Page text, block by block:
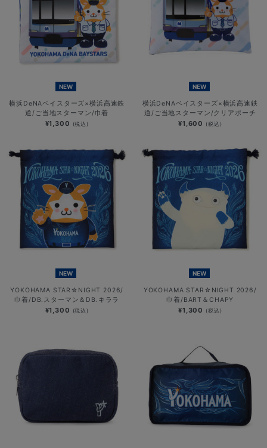
NEW
横浜DeNAベイスターズ×横浜高速鉄
道/ご当地スターマン/巾着
¥1,300 (税込)
NEW
横浜DeNAベイスターズ×横浜高速鉄
道/ご当地スターマン/クリアポーチ
¥1,600 (税込)
NEW
YOKOHAMA STAR☆NIGHT 2026/
巾着/DB.スターマン＆DB.キララ
¥1,300 (税込)
NEW
YOKOHAMA STAR☆NIGHT 2026/
巾着/BART＆CHAPY
¥1,300 (税込)